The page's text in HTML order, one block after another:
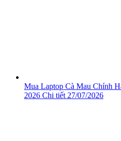
Mua Laptop Cà Mau Chính
2026 Chi tiết 27/07/2026